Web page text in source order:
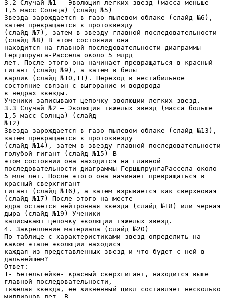
3.2 Случай №1 – Эволюция легких звезд (масса меньше
1,5 масс Солнца) (слайд №5)
Звезда зарождается в газо-пылевом облаке (слайд №6),
затем превращается в протозвезду
(слайд №7), затем в звезду главной последовательности
(слайд №8) В этом состоянии она
находится на главной последовательности диаграммы
Герцшпрунга-Рассела около 5 млрд
лет. После этого она начинает превращаться в красный
гигант (слайд №9), а затем в белы
карлик (слайд №10,11). Переход в нестабильное
состояние связан с выгорание м водорода
в недрах звезды.
Ученики записывают цепочку эволюции легких звезд.
3.3 Случай №2 – Эволюция тяжелых звезд (масса больше
1,5 масс Солнца) (слайд
№12)
Звезда зарождается в газо-пылевом облаке (слайд №13),
затем превращается в протозвезду
(слайд №14), затем в звезду главной последовательности
голубой гигант (слайд №15) В
этом состоянии она находится на главной
последовательности диаграммы ГерцшпрунгаРассела около
5 млн лет. После этого она начинает превращаться в
красный сверхгигант
гигант (слайд №16), а затем взрывается как сверхновая
(слайд №17) После этого на месте
ядра остается нейтронная звезда (слайд №18) или черная
дыра (слайд №19) Ученики
записывают цепочку эволюции тяжелых звезд.
4. Закрепление материала (слайд №20)
По таблице с характеристиками звезд определить на
каком этапе эволюции находися
каждая из представленных звезд и что будет с ней в
дальнейшем?
Ответ:
1- Бетельгейзе- красный сверхгигант, находится выше
главной последовательности,
тяжелая звезда, ее жизненный цикл составляет несколько